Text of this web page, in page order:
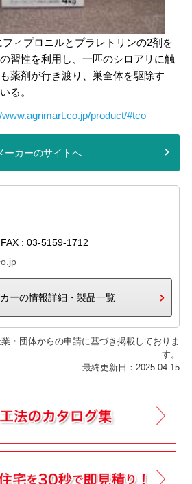
ィプロニルとプラレトリンの2剤を
習性を利用し、一匹のシロアリに触
薬剤が行き渡り、巣全体を駆除す
る。
www.agrimart.co.jp/product/#tco
ーカーのサイトへ
: 03-5159-1712
ーの情報詳細・製品一覧
・団体からの申請に基づき掲載しておりま
す。
最終更新日：2025-04-15